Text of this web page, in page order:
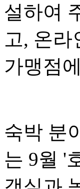
설하여
고, 온라
가맹점
숙박 분
는 9월 '